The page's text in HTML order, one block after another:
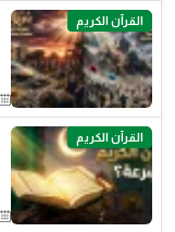
القرآن الكريم
القرآن الكريم